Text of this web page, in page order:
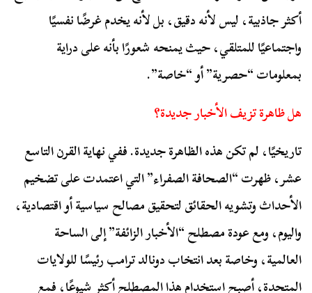
أكثر جاذبية، ليس لأنه دقيق، بل لأنه يخدم غرضًا نفسيًا
واجتماعيًا للمتلقي، حيث يمنحه شعورًا بأنه على دراية
بمعلومات “حصرية” أو “خاصة”.
هل ظاهرة تزيف الأخبار جديدة؟
تاريخيًا، لم تكن هذه الظاهرة جديدة. ففي نهاية القرن التاسع
عشر، ظهرت “الصحافة الصفراء” التي اعتمدت على تضخيم
الأحداث وتشويه الحقائق لتحقيق مصالح سياسية أو اقتصادية،
واليوم، ومع عودة مصطلح “الأخبار الزائفة” إلى الساحة
العالمية، وخاصة بعد انتخاب دونالد ترامب رئيسًا للولايات
المتحدة، أصبح استخدام هذا المصطلح أكثر شيوعًا، فمع